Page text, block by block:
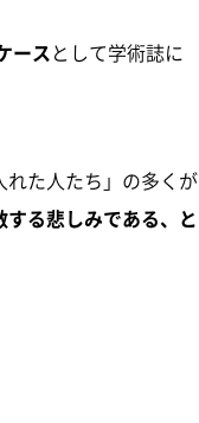
ース として学術誌に
た人たち」の多くが
る悲しみである、と